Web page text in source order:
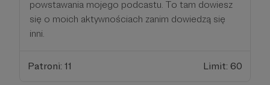
powstawania mojego podcastu. To tam dowiesz
się o moich aktywnościach zanim dowiedzą się
inni.
Patroni: 11 Limit: 60